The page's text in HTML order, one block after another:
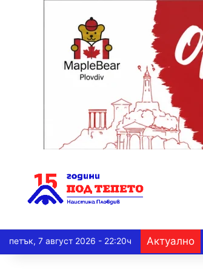
петък, 7 август 2026 - 22:20ч Актуално